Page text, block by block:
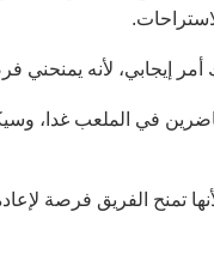
إيجابي، لأنه يمنحني
متفرج سيكونون حاضرين في
تمنح الفريق فرصة